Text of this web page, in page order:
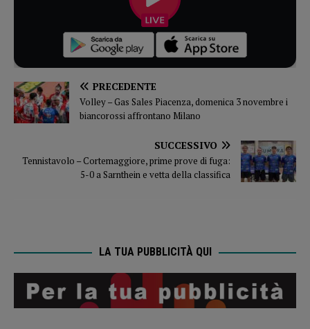
PRECEDENTE
Volley – Gas Sales Piacenza, domenica 3 novembre i
biancorossi affrontano Milano
SUCCESSIVO
Tennistavolo – Cortemaggiore, prime prove di fuga:
5-0 a Sarnthein e vetta della classifica
LA TUA PUBBLICITÀ QUI